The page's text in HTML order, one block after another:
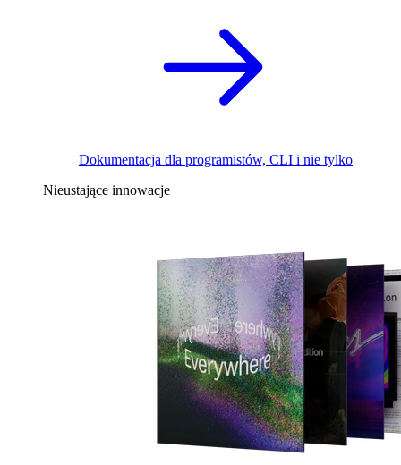
Dokumentacja dla programistów, CLI i nie tylko
Nieustające innowacje